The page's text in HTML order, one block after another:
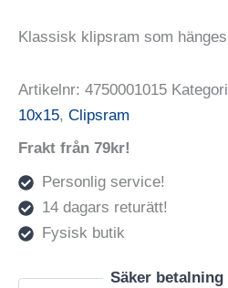
Klassisk klipsram som
Artikelnr: 4750001015
10x15, Clipsram
Frakt från 79kr!
Personlig service!
14 dagars returätt!
Fysisk butik
Säker betalning